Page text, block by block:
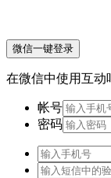
微信一键登录
在微信中使用互动
帐号
密码